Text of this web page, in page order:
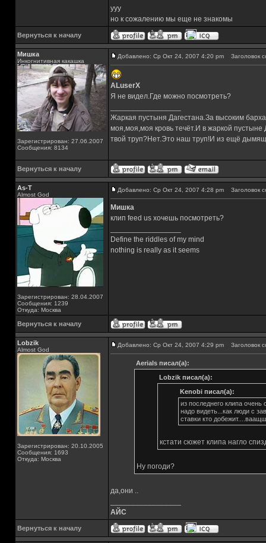
yyy
но к сожалению мы еще не знакомы
Вернуться к началу
Мишка
Инкогнитивная какашка
Зарегистрирован: 27.06.2007
Сообщения: 8134
Добавлено: Ср Окт 24, 2007 4:20 pm Заголовок
ALuserX
Я не видел.Где можно посмотреть?
Жаркая пустыня Дагестана.За высоким
моя,моя,моя кровь течёт.И в жаркой
твой труп?Нет.Это наш труп!И из ещё
Вернуться к началу
As-T
Almost God
Зарегистрирован: 28.04.2007
Сообщения: 1239
Откуда: Москва
Добавлено: Ср Окт 24, 2007 4:28 pm Заголовок
Мишка
клип feed us хочешь посмотреть?
Define the riddles of my mind
nothing is really as it seems
Вернуться к началу
Lobzik
Almost God
Зарегистрирован: 20.10.2005
Сообщения: 1693
Откуда: Москва
Добавлено: Ср Окт 24, 2007 4:29 pm Заголовок
Aerials писал(а):
Lobzik писал(а):
Kenobi писал(а):
из последнего клипа
надо видеть...как люди с
ставки кто
кстати сюжет клипа нагло
Ну погоди?
да,они ..
АЙС
Вернуться к началу